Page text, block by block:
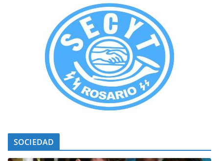
SOCIEDAD